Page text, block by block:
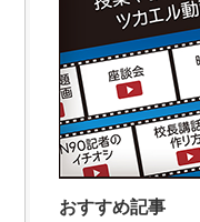
おすすめ記事